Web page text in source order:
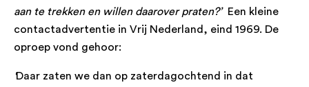
aan te trekken en willen daarover praten?’Een kleine
contactadvertentie in Vrij Nederland, eind 1969. De
oproep vond gehoor:
Daar zaten we dan op zaterdagochtend in dat